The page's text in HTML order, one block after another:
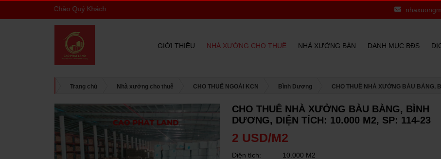
Kính Chào Quý Khách
GIỚI THIỆU NHÀ XƯỞNG CHO THUÊ NHÀ XƯỞNG BÁN DANH MỤC BĐS
Trang chủ Nhà xưởng cho thuê CHO THUÊ NGOÀI KCN Bình Dương CHO THUÊ NHÀ XƯỞNG BÀU BÀNG,
CHO THUÊ NHÀ XƯỞNG BÀU BÀNG, BÌNH
DƯƠNG, DIỆN TÍCH: 10.000 M2, SP: 114-23
2 USD/M2
Diện tích: 10.000 M2